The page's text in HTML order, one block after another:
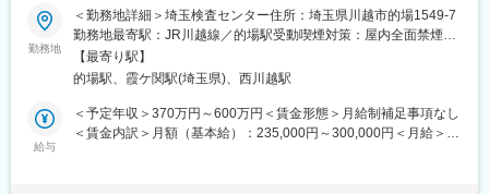
※研究開発職向けの研修やウェビナーも実施しています。
※人間力研修（コミュニケーション研修、ロジカルシンキング研修
など）も実施しています。
■働きやすい環境：
・残業時間：4.3時間（平均）
・土日祝休／年間休日126日
■業務詳細：
・検便検査業務
飲食店などクライアントから回収した衛生検査物の検査業務を行
います。
検査詳細：
細菌検査(サルモネラ、シゲラ、O157、EHECなど)、ノロウイル
勤務地
＜勤務地詳細＞埼玉検査センター住所：埼玉県川越市的場1549-7
勤務地最寄駅：JR川越線／的場駅受動喫煙対策：屋内全面禁煙変
更の範囲：会社の定める事業所
【最寄り駅】
的場駅、霞ケ関駅(埼玉県)、西川越駅
給与
＜予定年収＞370万円～600万円＜賃金形態＞月給制補足事項なし
＜賃金内訳＞月額（基本給）：235,000円～300,000円＜月給＞